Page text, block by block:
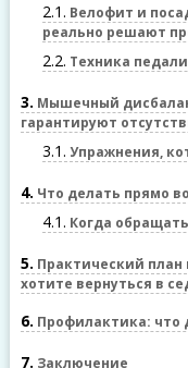
2.1 Велофит и
реально решают
2.2 Техника
3 Мышечный
гарантируют
3.1 Упражнения,
4 Что делать прямо
4.1 Когда
5 Практический план
хотите вернуться в
6 Профилактика: что
7 Заключение